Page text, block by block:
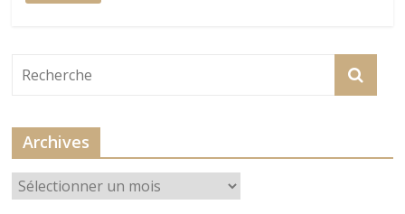
Archives
Archives